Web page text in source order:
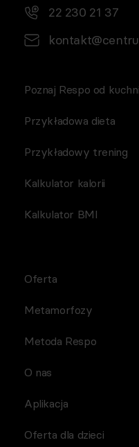
22 230 21 37
Poznaj Respo od kuchni
Przykładowa dieta
Przykładowy trening
Kalkulator kalorii
Kalkulator BMI
Oferta
Metamorfozy
Metoda Respo
O nas
Aplikacja
Oferta dla dzieci